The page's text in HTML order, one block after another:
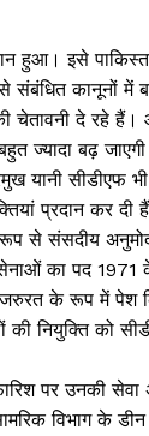
हुआ। इसे
कानूनों में
चेतावनी दे रहे
ज्यादा बढ़
यानी सीडीएफ
प्रदान कर
से संसदीय
का पद 1971
के रूप में पेश
की नियुक्ति को
पर उनकी
विभाग के